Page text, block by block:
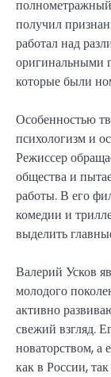
получил
работал над
оригинальными
которые были
Особенностью
психологизм и
Режиссер
общества и
работы. В его
комедии и
выделить
Валерий Усков
молодого
активно
свежий взгляд.
новаторством, а
как в России,